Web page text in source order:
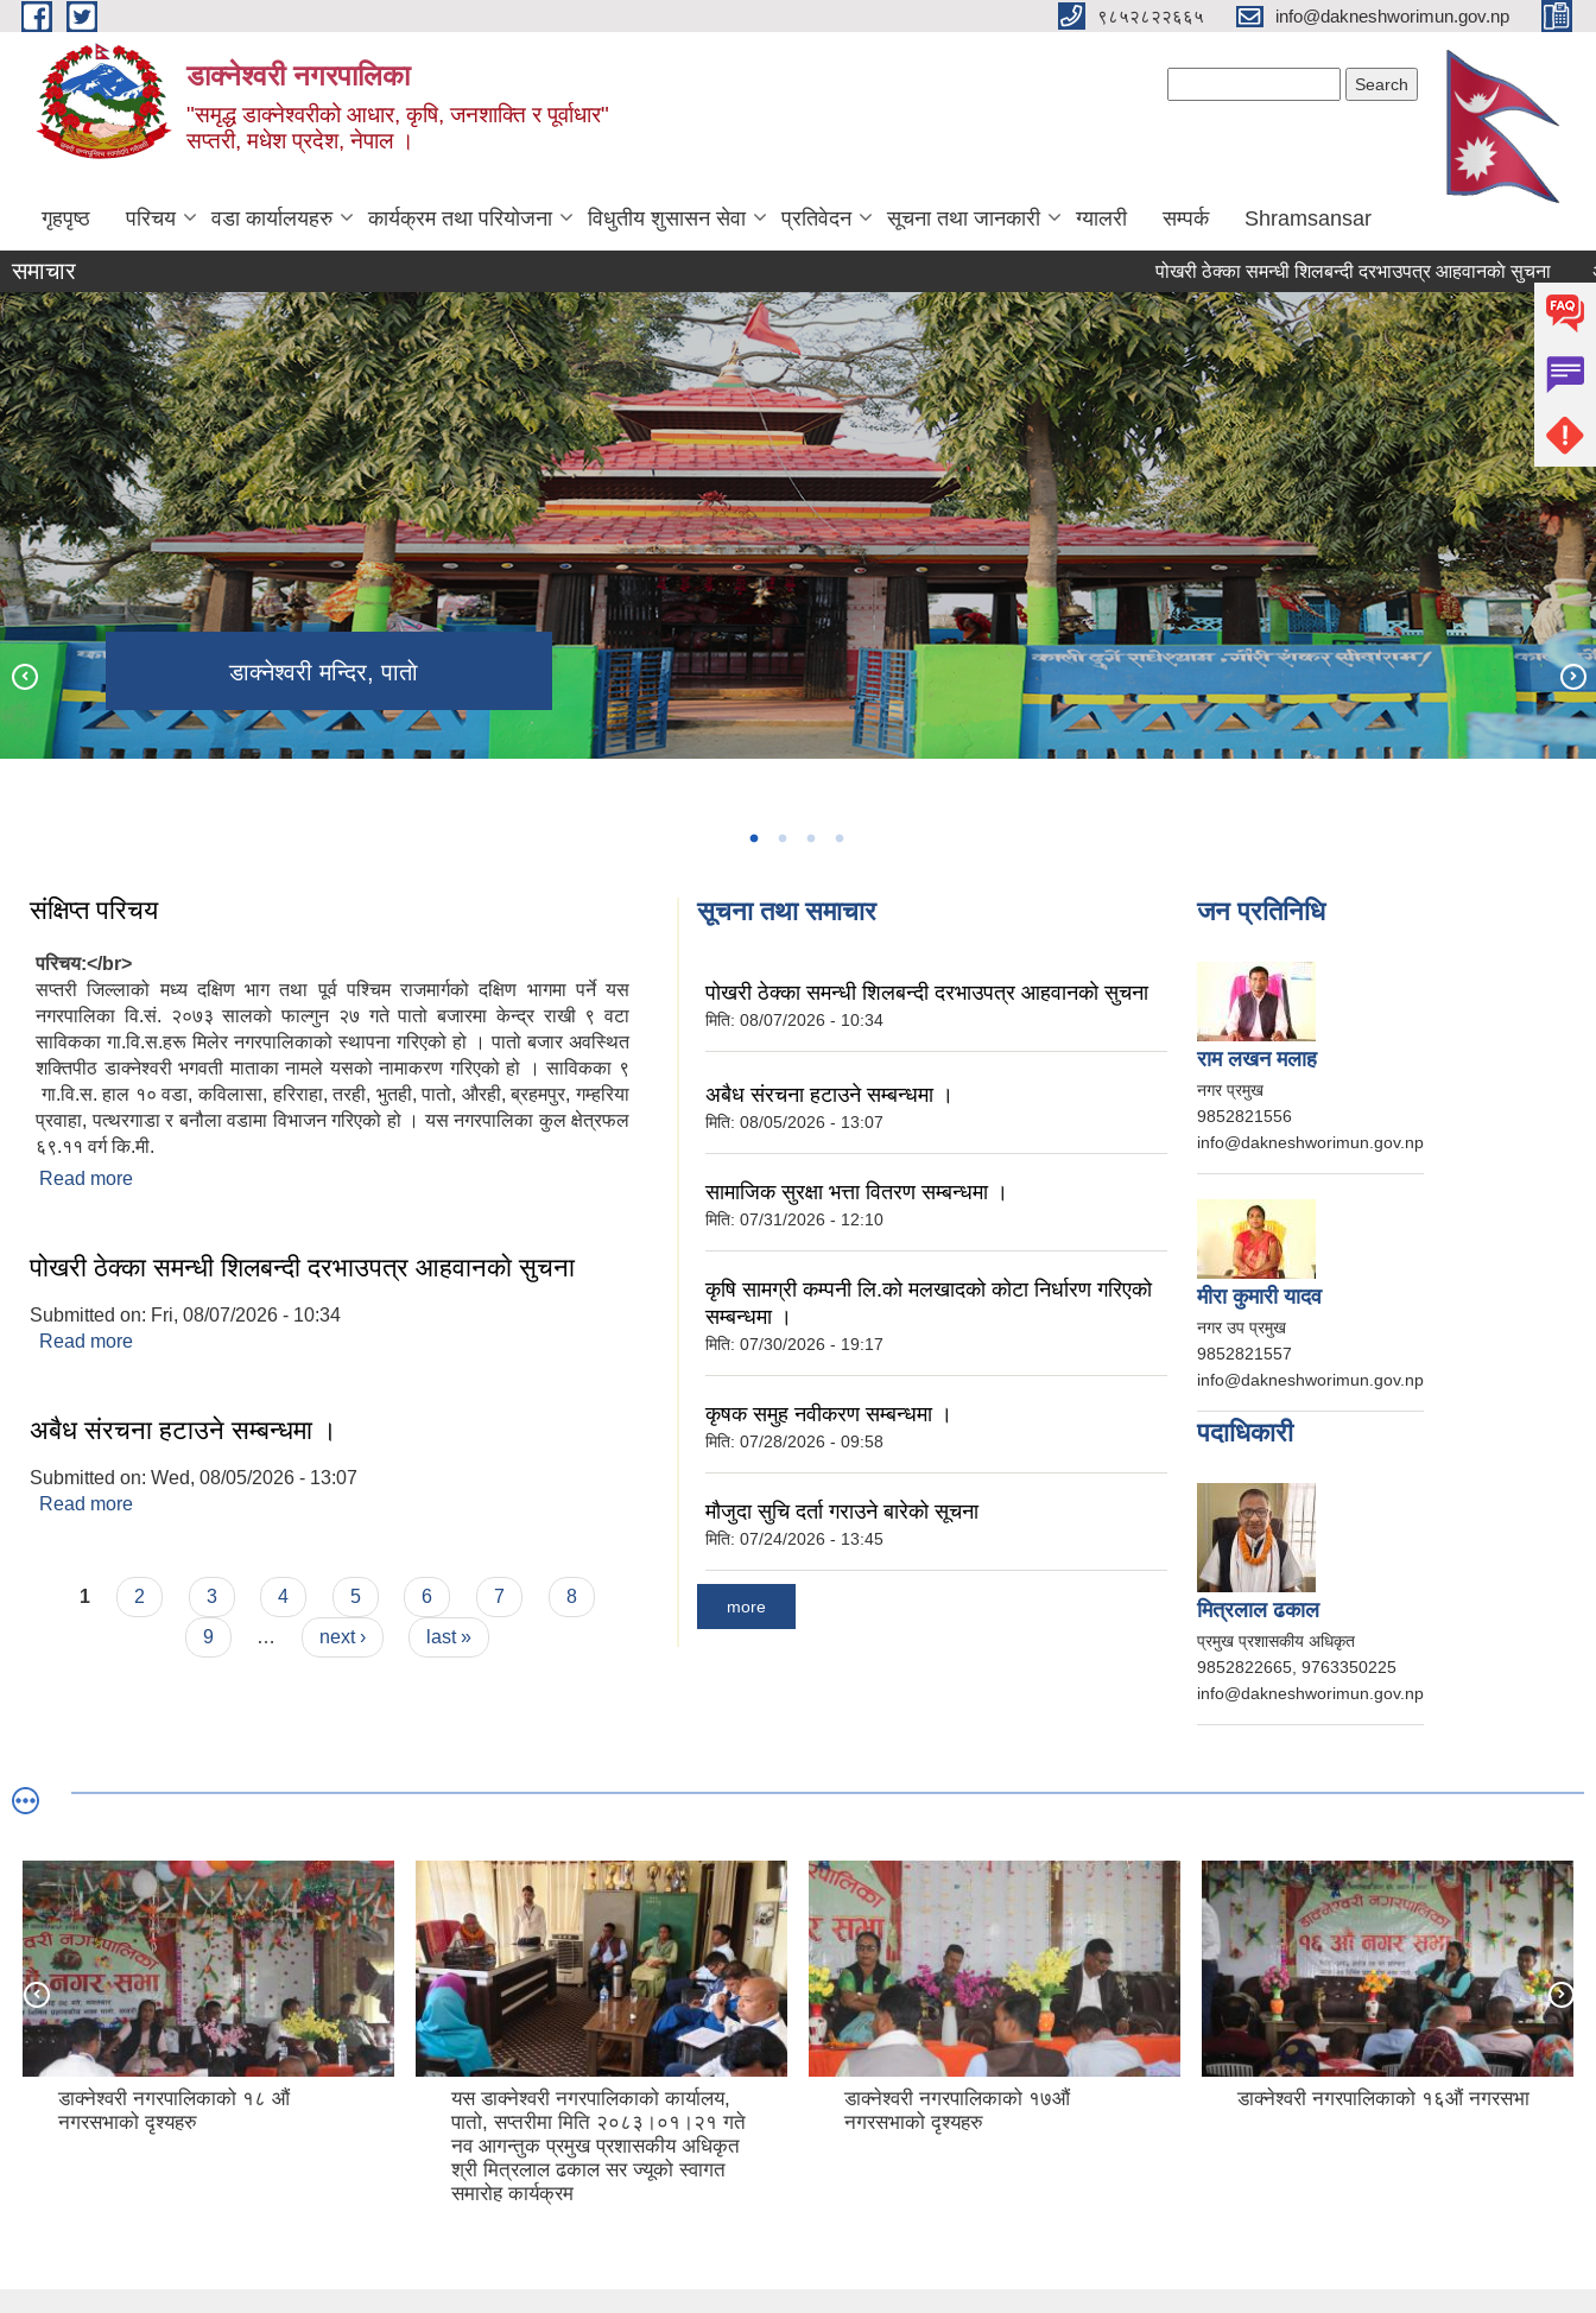
Skip to main content ९८५२८२२६६५ info@dakneshworimun.gov.np
डाक्नेश्वरी नगरपालिका
"समृद्ध डाक्नेश्वरीको आधार, कृषि, जनशाक्ति र पूर्वाधार"
सप्तरी, मधेश प्रदेश, नेपाल ।
गृहपृष्ठ परिचय वडा कार्यालयहरु कार्यक्रम तथा परियोजना विधुतीय शुसासन सेवा प्रतिवेदन सूचना तथा जानकारी ग्यालरी सम्पर्क Shramsansar
समाचार पोखरी ठेक्का समन्धी शिलबन्दी दरभाउपत्र आहवानकाे सुचना अबैध
डाक्नेश्वरी मन्दिर, पाताे
श्री राष्ट्रीय प्राथमिक विद्यालय, गाेविन्दपुर
डाक्नेश्वरी कृषि क्षेत्र
संक्षिप्त परिचय
परिचय:</br>
सप्तरी जिल्लाको मध्य दक्षिण भाग तथा पूर्व पश्चिम राजमार्गको दक्षिण भागमा पर्ने यस
नगरपालिका वि.सं. २०७३ सालको फाल्गुन २७ गते पातो बजारमा केन्द्र राखी ९ वटा
साविकका गा.वि.स.हरू मिलेर नगरपालिकाको स्थापना गरिएको हो । पातो बजार अवस्थित
शक्तिपीठ डाक्नेश्वरी भगवती माताका नामले यसको नामाकरण गरिएको हो । साविकका ९
गा.वि.स. हाल १० वडा, कविलासा, हरिराहा, तरही, भुतही, पातो, औरही, ब्रहमपुर, गम्हरिया
प्रवाहा, पत्थरगाडा र बनौला वडामा विभाजन गरिएको हो । यस नगरपालिका कुल क्षेत्रफल
६९.११ वर्ग कि.मी.
Read more
पोखरी ठेक्का समन्धी शिलबन्दी दरभाउपत्र आहवानकाे सुचना
Submitted on: Fri, 08/07/2026 - 10:34
Read more
अबैध संरचना हटाउने सम्बन्धमा ।
Submitted on: Wed, 08/05/2026 - 13:07
Read more
Pages
1 2 3 4 5 6 7
8
9
… next › last »
सूचना तथा समाचार
पोखरी ठेक्का समन्धी शिलबन्दी दरभाउपत्र आहवानकाे सुचना
मिति: 08/07/2026 - 10:34
अबैध संरचना हटाउने सम्बन्धमा ।
मिति: 08/05/2026 - 13:07
सामाजिक सुरक्षा भत्ता वितरण सम्बन्धमा ।
मिति: 07/31/2026 - 12:10
कृषि सामग्री कम्पनी लि.को मलखादको कोटा निर्धारण गरिएको
सम्बन्धमा ।
मिति: 07/30/2026 - 19:17
कृषक समुह नवीकरण सम्बन्धमा ।
मिति: 07/28/2026 - 09:58
मौजुदा सुचि दर्ता गराउने बारेको सूचना
मिति: 07/24/2026 - 13:45
more
जन प्रतिनिधि
राम लखन मलाह
नगर प्रमुख
9852821556
info@dakneshworimun.gov.np
मीरा कुमारी यादव
नगर उप प्रमुख
9852821557
info@dakneshworimun.gov.np
पदाधिकारी
मित्रलाल ढकाल
प्रमुख प्रशासकीय अधिकृत
9852822665, 9763350225
info@dakneshworimun.gov.np
डाक्नेश्वरी नगरपालिकाको १८ औं
नगरसभाको दृश्यहरु
यस डाक्नेश्वरी नगरपालिकाको कार्यालय,
पातो, सप्तरीमा मिति २०८३।०१।२१ गते
नव आगन्तुक प्रमुख प्रशासकीय अधिकृत
श्री मित्रलाल ढकाल सर ज्यूको स्वागत
समारोह कार्यक्रम
डाक्नेश्वरी नगरपालिकाको १७औं
नगरसभाको दृश्यहरु
डाक्नेश्वरी नगरपालिकाको १६औं नगरसभा